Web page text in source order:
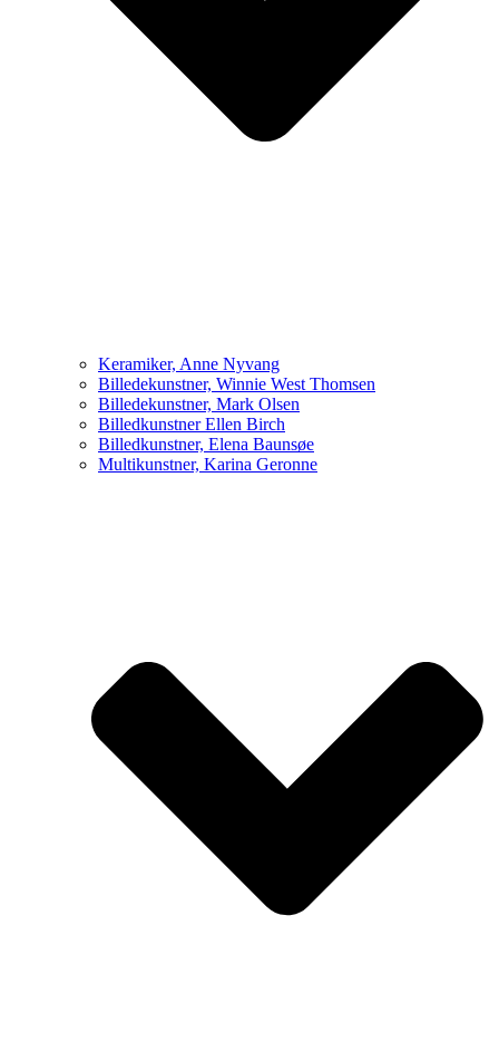
Keramiker, Anne Nyvang
Billedekunstner, Winnie West Thomsen
Billedekunstner, Mark Olsen
Billedkunstner Ellen Birch
Billedkunstner, Elena Baunsøe
Multikunstner, Karina Geronne